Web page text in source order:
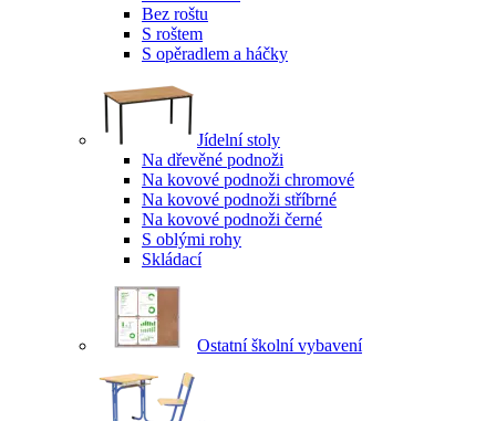
Bez roštu
S roštem
S opěradlem a háčky
Jídelní stoly
Na dřevěné podnoži
Na kovové podnoži chromové
Na kovové podnoži stříbrné
Na kovové podnoži černé
S oblými rohy
Skládací
Ostatní školní vybavení